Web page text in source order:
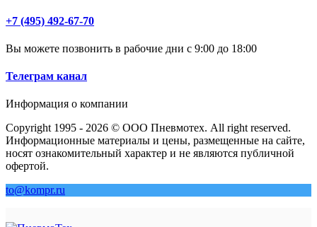
+7 (495) 492-67-70
Вы можете позвонить в рабочие дни с 9:00 до 18:00
Телеграм канал
Информация о компании
Copyright 1995 - 2026 © ООО Пневмотех. All right reserved.
Информационные материалы и цены, размещенные на сайте,
носят ознакомительный характер и не являются публичной
офертой.
to@kompr.ru